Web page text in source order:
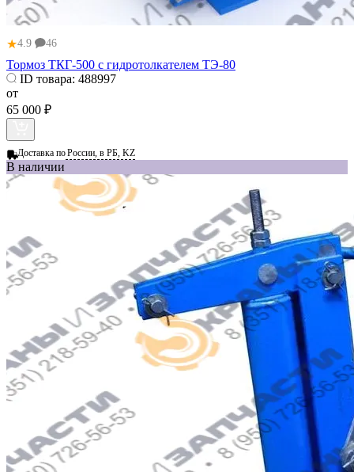
★4.9 46
Тормоз ТКГ-500 с гидротолкателем ТЭ-80
ID товара: 488997
от
65 000 ₽
Доставка поРоссии, в РБ, KZ
В наличии